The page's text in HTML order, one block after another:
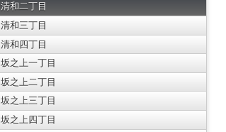
清和二丁目
清和三丁目
清和四丁目
坂之上一丁目
坂之上二丁目
坂之上三丁目
坂之上四丁目